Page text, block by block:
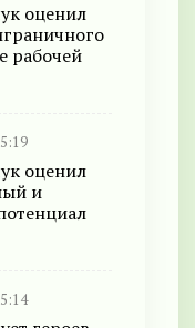
оценил
рабочей
оценил
и